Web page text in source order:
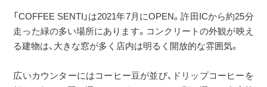
「COFFEE SENTI」は2021年7月にOPEN。許田ICから約25分
走った緑の多い場所にあります。コンクリートの外観が映え
る建物は、大きな窓が多く店内は明るく開放的な雰囲気。
広いカウンターにはコーヒー豆が並び、ドリップコーヒーを